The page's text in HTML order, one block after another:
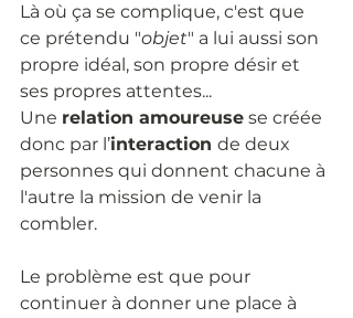
Là où ça se complique, c'est que
ce prétendu "objet" a lui aussi son
propre idéal, son propre désir et
ses propres attentes...
Une relation amoureuse se créée
donc par l’interaction de deux
personnes qui donnent chacune à
l'autre la mission de venir la
combler.
Le problème est que pour
continuer à donner une place à